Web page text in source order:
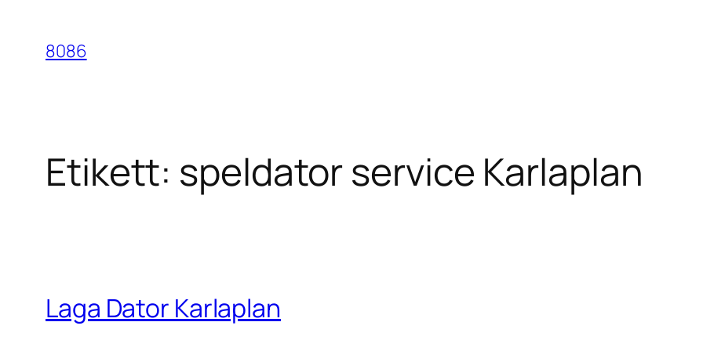
innehåll
8086
Etikett: speldator service Karlaplan
Laga Dator Karlaplan